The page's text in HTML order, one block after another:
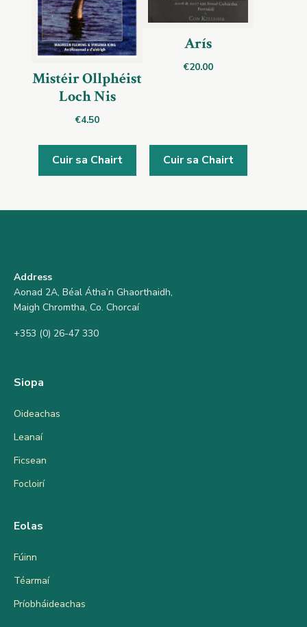
Mistéir Ollphéist
Loch Nis
€4.50
Cuir sa Chairt
Arís
€20.00
Cuir sa Chairt
Address
Aonad 2A, Béal Átha’n Ghaorthaidh,
Maigh Chromtha, Co. Chorcaí
+353 (0) 26-47 330
Siopa
Oideachas
Leanaí
Ficsean
Focloirí
Eolas
Fúinn
Téarmaí
Príobháideachas